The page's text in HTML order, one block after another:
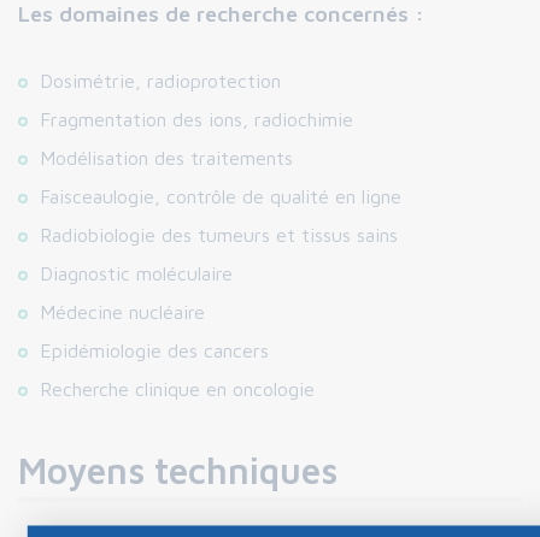
Les domaines de recherche concernés :
Dosimétrie, radioprotection
Fragmentation des ions, radiochimie
Modélisation des traitements
Faisceaulogie, contrôle de qualité en ligne
Radiobiologie des tumeurs et tissus sains
Diagnostic moléculaire
Médecine nucléaire
Epidémiologie des cancers
Recherche clinique en oncologie
Moyens techniques